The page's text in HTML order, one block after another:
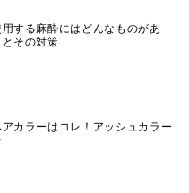
する麻酔にはどんなものがあ
その対策
カラーはコレ！アッシュカラー